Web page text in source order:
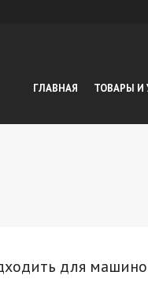
ГЛАВНАЯ ТОВАРЫ И
для